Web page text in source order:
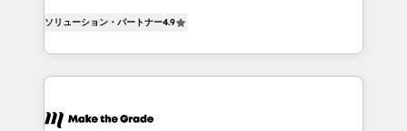
implementations than any other Partner 💻 -
Salesforce: We convert SFDC addicts to HubSpot
evangelists 🧡 Don't pick a marketing or technical
yours. Start winning.
téléphonie, etc.) • Alignement des équipes grâce à un
outil et des données partagées • Amélioration de la
collecte et de l’analyse des données pour des
de la productivité des équipes Notre équipe de 30
ソリューション・パートナー4.9